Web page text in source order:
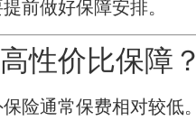
前做好保障安排。
性价比保障？
险通常保费相对较低。